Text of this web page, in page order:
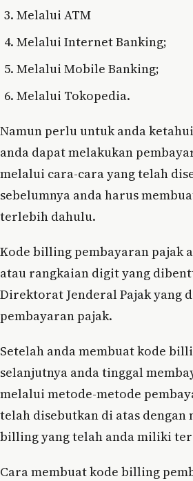
Melalui ATM
Melalui Internet Banking;
Melalui Mobile Banking;
Melalui Tokopedia.
Namun perlu untuk anda
anda dapat melakukan
melalui cara-cara yang telah
sebelumnya anda harus
terlebih dahulu.
Kode billing pembayaran pajak
atau rangkaian digit yang
Direktorat Jenderal Pajak yang
pembayaran pajak.
Setelah anda membuat kode
selanjutnya anda tinggal
melalui metode-metode
telah disebutkan di atas dengan
billing yang telah anda miliki
Cara membuat kode billing